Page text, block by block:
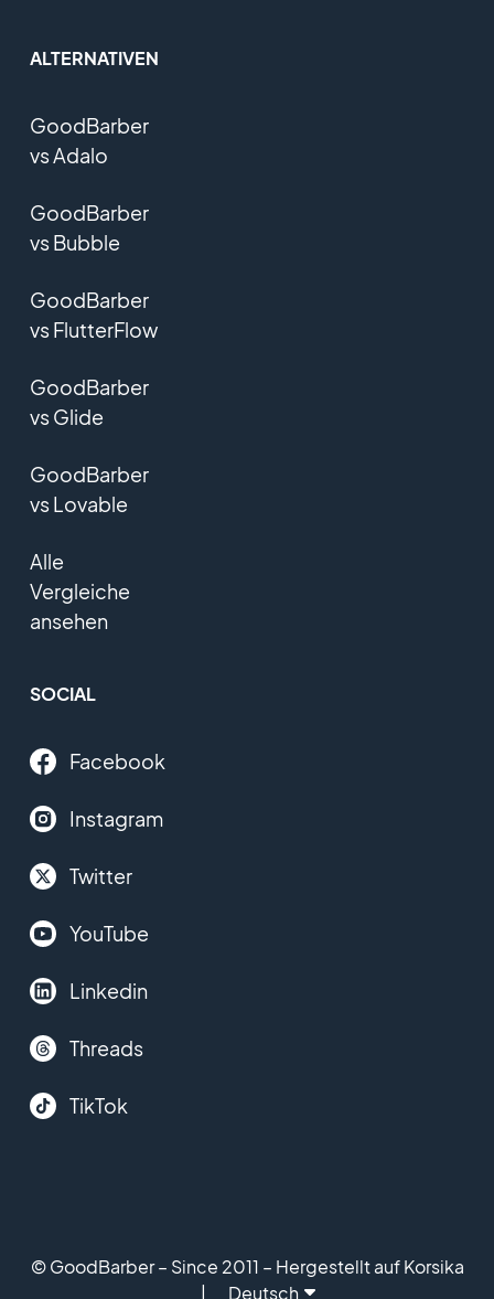
ALTERNATIVEN
GoodBarber
vs Adalo
GoodBarber
vs Bubble
GoodBarber
vs FlutterFlow
GoodBarber
vs Glide
GoodBarber
vs Lovable
Alle
Vergleiche
ansehen
SOCIAL
Facebook
Instagram
Twitter
YouTube
Linkedin
Threads
TikTok
© GoodBarber – Since 2011 – Hergestellt auf Korsika
Deutsch